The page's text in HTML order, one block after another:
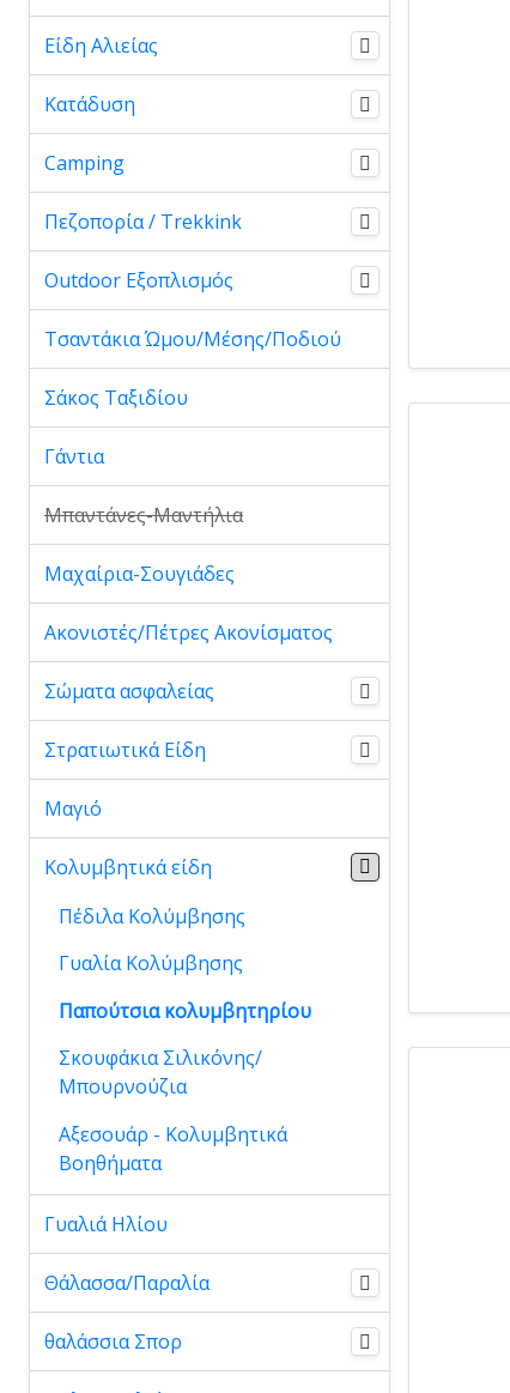
Είδη Αλιείας
Κατάδυση
Camping
Πεζοπορία / Trekkink
Outdoor Εξοπλισμός
Τσαντάκια Ώμου/Μέσης/Ποδιού
Σάκος Ταξιδίου
Γάντια
Μπαντάνες-Μαντήλια
Μαχαίρια-Σουγιάδες
Ακονιστές/Πέτρες Ακονίσματος
Σώματα ασφαλείας
Στρατιωτικά Είδη
Μαγιό
Κολυμβητικά είδη
Πέδιλα Κολύμβησης
Γυαλία Κολύμβησης
Παπούτσια κολυμβητηρίου
Σκουφάκια Σιλικόνης/
Μπουρνούζια
Αξεσουάρ - Κολυμβητικά
Βοηθήματα
Γυαλιά Ηλίου
Θάλασσα/Παραλία
θαλάσσια Σπορ